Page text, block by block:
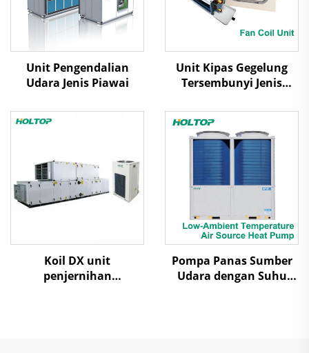
Unit Pengendalian
Udara Jenis Piawai
Unit Kipas Gegelung
Tersembunyi Jenis
Koil DX unit
penjernihan
Pompa Panas Sumber
Udara dengan Suhu